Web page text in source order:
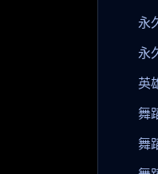
永
永
英
舞
舞